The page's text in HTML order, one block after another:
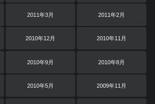
2011年3月 2011年2月
2010年12月 2010年11月
2010年9月 2010年8月
2010年5月 2009年11月